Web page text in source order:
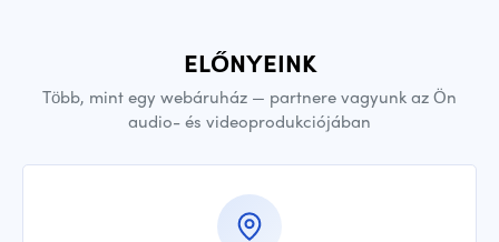
ELŐNYEINK
Több, mint egy webáruház — partnere vagyunk az Ön
audio- és videoprodukciójában